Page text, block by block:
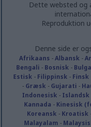
Dette websted og
Reproduktion
Denne side er
Afrikaans -Albansk -
Bengali - Bosnisk -
Estisk - Filippinsk - Finsk
- Græsk - Gujarati -
Indonesisk - Islandsk
Kannada - Kinesisk
Koreansk - Kroatisk
Malayalam -